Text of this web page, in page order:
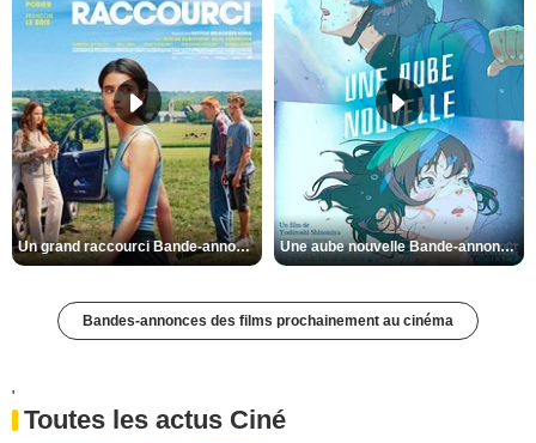
Un grand raccourci Bande-annonce VF Une aube nouvelle Bande-annonce VO STFR
Bandes-annonces des films prochainement au cinéma
'
Toutes les actus Ciné